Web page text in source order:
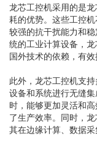
龙芯工控机采用的是
耗的优势。这些工控
较强的抗干扰能力和
统的工业计算设备，
国外技术的依赖，有
此外，龙芯工控机支
设备和系统进行无缝
时，能够更加灵活和
了生产效率。同时，
其在边缘计算、数据采